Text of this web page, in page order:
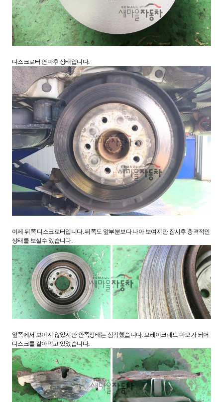
디스크로터 연마후 상태입니다.
이제 뒤쪽 디스크로터입니다. 뒤쪽도 앞부분보다 나아 보여지만 잠시후 충격적인
상태를 보실수 있습니다.
앞쪽에서 보이지 않았지만 안쪽상태는 심각했습니다. 브레이크패드 마모가 되어
디스크를 갈아먹고 있었습니다.